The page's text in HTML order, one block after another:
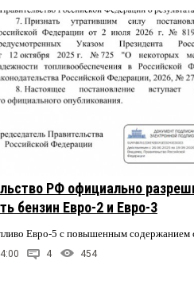
РФ официально
бензин Евро-2 и Евро-3
Евро-5 с повышенным содержанием
4 454